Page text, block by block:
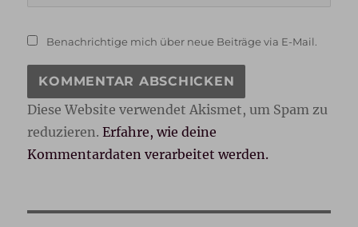
Benachrichtige mich über neue Beiträge via E-Mail.
Diese Website verwendet Akismet, um Spam zu
reduzieren.Erfahre, wie deine
Kommentardaten verarbeitet werden.